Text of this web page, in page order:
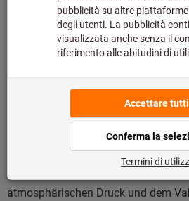
Fixierung des Werkstücksmöglich,
Bearbeitung fortzufahren. Im
Magnetspanntisch beschränkt sich
auf magnetische Materialien,
Objekte eingesetzt werden, die
Ein Verzug des Bauteils durch die
Spannbrücken sind nahezu
ist auf der gesamten Fläche
Die Spannkraft ist jedoch
Werkstücks sowie zum
atmosphärischen Druck und dem